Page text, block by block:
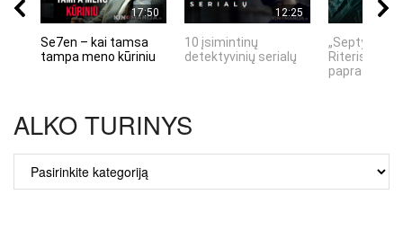
17:50
Se7en – kai tamsa
tampa meno kūriniu
12:25
10 įsimintinų
detektyvinių serialų
„Septynių
Riteris" – kai
ALKO TURINYS
ALKO
TURINYS